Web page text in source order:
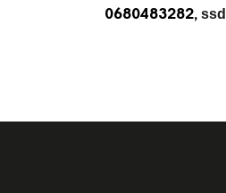
0680483282, ssd